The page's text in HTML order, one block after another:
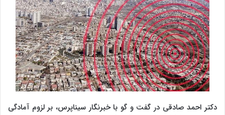
دکتر احمد صادقی در گفت و گو با خبرنگار سیناپرس، بر لزوم آمادگی